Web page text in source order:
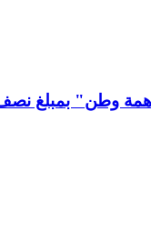
وطن" بمبلغ نصف